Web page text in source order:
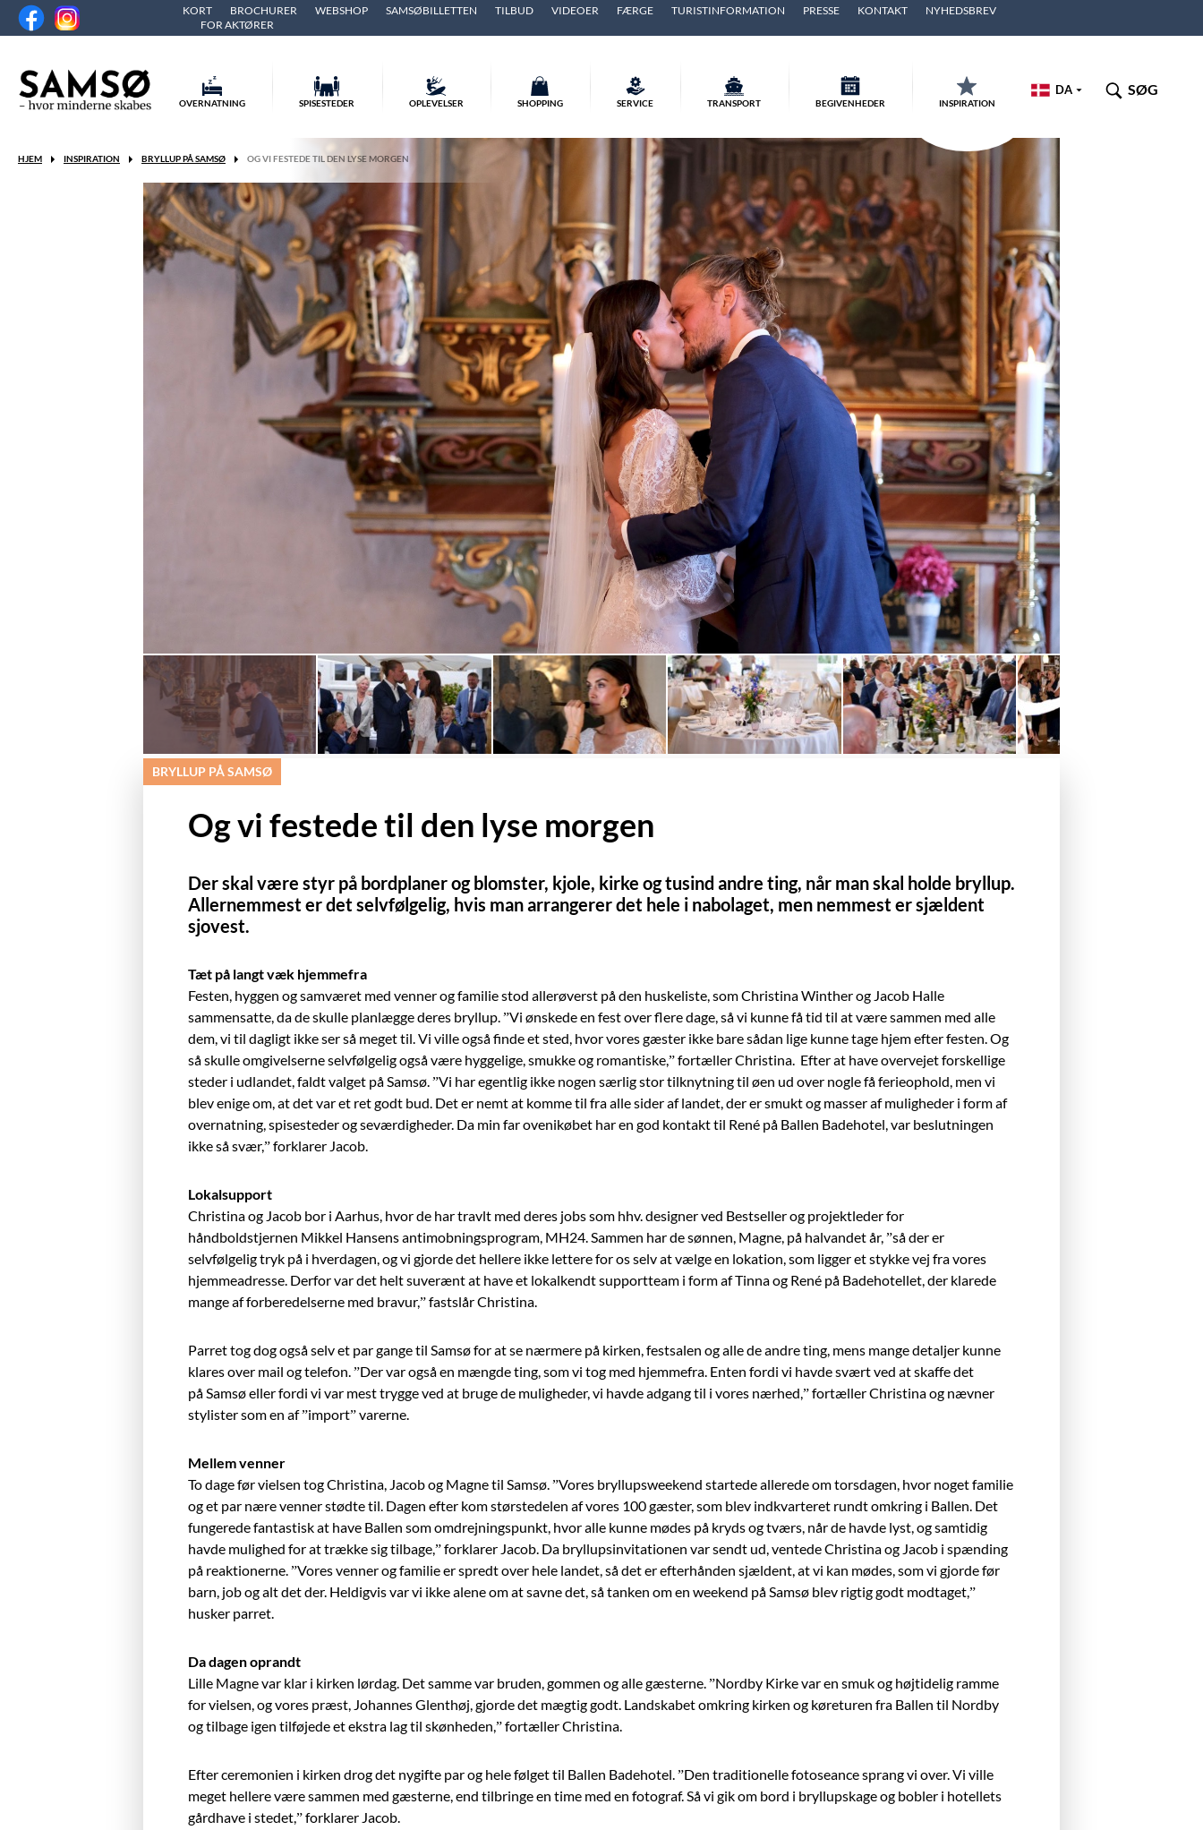
KORT BROCHURER WEBSHOP SAMSØBILLETTEN TILBUD VIDEOER FÆRGE TURISTINFORMATION PRESSE KONTAKT
NYHEDSBREV
FOR AKTØRER
DA SØG
OVERNATNING SPISESTEDER OPLEVELSER SHOPPING SERVICE TRANSPORT BEGIVENHEDER INSPIRATION
HJEM INSPIRATION BRYLLUP PÅ SAMSØ OG VI FESTEDE TIL DEN LYSE MORGEN
BRYLLUP PÅ SAMSØ
Og vi festede til den lyse morgen
Der skal være styr på bordplaner og blomster, kjole, kirke og tusind andre ting, når man skal holde bryllup.
Allernemmest er det selvfølgelig, hvis man arrangerer det hele i nabolaget, men nemmest er sjældent
sjovest.
Tæt på langt væk hjemmefra
Festen, hyggen og samværet med venner og familie stod allerøverst påden huskeliste, som Christina Winther og Jacob Halle
sammensatte, da de skulle planlægge deres bryllup. ”Vi ønskede en fest over flere dage, så vi kunne fåtid til at være sammen med alle
dem, vi til dagligt ikke ser så meget til. Vi ville også finde et sted, hvor vores gæster ikke bare sådan lige kunne tage hjem efter festen. Og
så skulle omgivelserne selvfølgelig også være hyggelige, smukke og romantiske,” fortæller Christina. Efter at have overvejet forskellige
steder i udlandet, faldt valget pa Samsø. ”Vi har egentlig ikke nogen særlig stor tilknytning til øen ud over nogle faferieophold, men vi
blev enige om, at det var et ret godt bud. Det er nemt at komme til fra alle sider af landet, der er smukt og masser af muligheder i form af
overnatning, spisesteder og seværdigheder. Da min far ovenikøbet har en god kontakt til René på Ballen Badehotel, var beslutningen
ikke så svær,” forklarer Jacob.
Lokalsupport
Christina og Jacob bor i Aarhus, hvor de har travlt med deres jobs som hhv. designer ved Bestseller og projektleder for
håndboldstjernen Mikkel Hansens antimobningsprogram, MH24. Sammen har de sønnen, Magne, på halvandet år, ”så der er
selvfølgelig tryk på i hverdagen, og vi gjorde det hellere ikke lettere for os selv at vælge en lokation, som ligger et stykke vej fra vores
hjemmeadresse. Derfor var det helt suverænt at have et lokalkendt supportteam i form af Tinna og René på Badehotellet, der klarede
mange af forberedelserne med bravur,” fastslår Christina.
Parret tog dog ogsåselv et par gange til Samsø for at se nærmere på kirken, festsalen og alle de andre ting, mens mange detaljer kunne
klares over mail og telefon. ”Der var også en mængde ting, som vi tog med hjemmefra. Enten fordi vi havde svært ved at skaffe det
på Samsø eller fordi vi var mest trygge ved at bruge de muligheder, vi havde adgang til i vores nærhed,” fortæller Christina og nævner
stylister som en af ”import” varerne.
Mellem venner
To dage før vielsen tog Christina, Jacob og Magne til Samsø. ”Vores bryllupsweekend startede allerede om torsdagen, hvor noget familie
og et par nære venner stødte til. Dagen efter kom størstedelen af vores 100 gæster, som blev indkvarteret rundt omkring i Ballen. Det
fungerede fantastisk at have Ballen som omdrejningspunkt, hvor alle kunne mødes på kryds og tværs, når de havde lyst, og samtidig
havde mulighed for at trække sig tilbage,” forklarer Jacob. Da bryllupsinvitationen var sendt ud, ventede Christina og Jacob i spænding
pa reaktionerne. ”Vores venner og familie er spredt over hele landet, så det er efterhånden sjældent, at vi kan mødes, som vi gjorde før
barn, job og alt det der. Heldigvis var vi ikke alene om at savne det, så tanken om en weekend på Samsø blev rigtig godt modtaget,”
husker parret.
Da dagen oprandt
Lille Magne var klar i kirken lørdag. Det samme var bruden, gommen og alle gæsterne. ”Nordby Kirke var en smuk og højtidelig ramme
for vielsen, og vores præst, Johannes Glenthøj, gjorde det mægtig godt. Landskabet omkring kirken og køreturen fra Ballen til Nordby
og tilbage igen tilføjede et ekstra lag til skønheden,” fortæller Christina.
Efter ceremonien i kirken drog det nygifte par og hele følget til Ballen Badehotel. ”Den traditionelle fotoseance sprang vi over. Vi ville
meget hellere være sammen med gæsterne, end tilbringe en time med en fotograf. Så vi gik om bord i bryllupskage og bobler i hotellets
gårdhave i stedet,” forklarer Jacob.